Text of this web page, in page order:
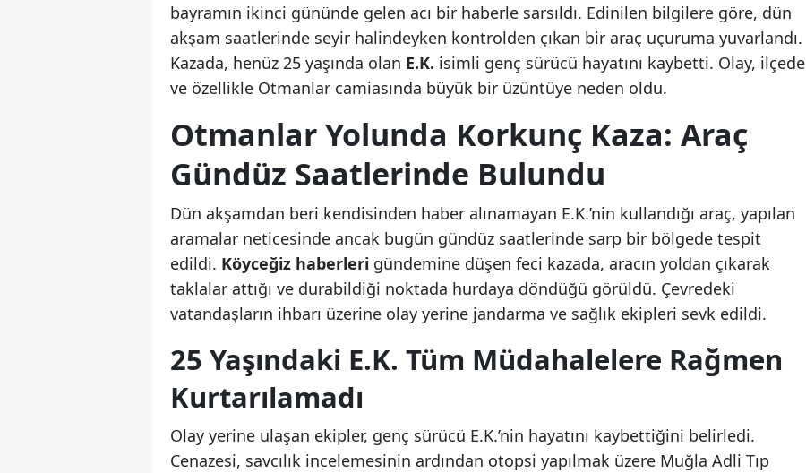
bayramın ikinci gününde gelen acı bir haberle sarsıldı. Edinilen bilgilere göre, dün
akşam saatlerinde seyir halindeyken kontrolden çıkan bir araç uçuruma yuvarlandı.
Kazada, henüz 25 yaşında olan E.K. isimli genç sürücü hayatını kaybetti. Olay, ilçede
ve özellikle Otmanlar camiasında büyük bir üzüntüye neden oldu.
Otmanlar Yolunda Korkunç Kaza: Araç
Gündüz Saatlerinde Bulundu
Dün akşamdan beri kendisinden haber alınamayan E.K.’nin kullandığı araç, yapılan
aramalar neticesinde ancak bugün gündüz saatlerinde sarp bir bölgede tespit
edildi. Köyceğiz haberleri gündemine düşen feci kazada, aracın yoldan çıkarak
taklalar attığı ve durabildiği noktada hurdaya döndüğü görüldü. Çevredeki
vatandaşların ihbarı üzerine olay yerine jandarma ve sağlık ekipleri sevk edildi.
25 Yaşındaki E.K. Tüm Müdahalelere Rağmen
Kurtarılamadı
Olay yerine ulaşan ekipler, genç sürücü E.K.’nin hayatını kaybettiğini belirledi.
Cenazesi, savcılık incelemesinin ardından otopsi yapılmak üzere Muğla Adli Tıp